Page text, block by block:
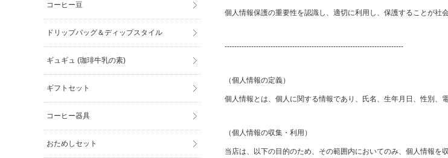
個人情報保護の重要性を認識し、適切に利用し、保護することが社
--------------------------------------------------------------------------
（個人情報の定義）
個人情報とは、個人に関する情報であり、氏名、生年月日、性別、
（個人情報の収集・利用）
当店は、以下の目的のため、その範囲内においてのみ、個人情報を
コーヒー豆
ドリップバッグ＆ディップスタイル
ギュギュ (珈琲牛乳の素)
ギフトセット
コーヒー器具
おためしセット